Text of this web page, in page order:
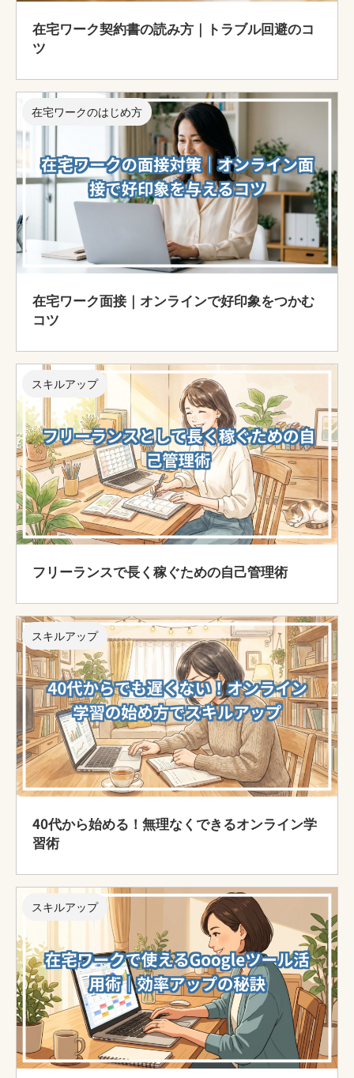
在宅ワーク契約書の読み方｜トラブル回避のコ
ツ
在宅ワークのはじめ方
在宅ワーク面接｜オンラインで好印象をつかむ
コツ
スキルアップ
フリーランスで長く稼ぐための自己管理術
スキルアップ
40代から始める！無理なくできるオンライン学
習術
スキルアップ